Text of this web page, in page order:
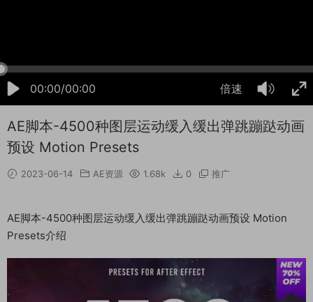
00:00/00:00 倍速
AE脚本-4500种图层运动缓入缓出弹跳蹦跶动画
预设 Motion Presets
2023-06-14 AE资源 1.68k 0 推广
AE脚本-4500种图层运动缓入缓出弹跳蹦跶动画预设 Motion
Presets介绍